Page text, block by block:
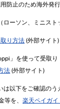
防止のため海外発
ーソン、ミニスト
り方法 (外部サイト)
」を使って受取り
法 (外部サイト)
以下をご確認のう
等を、楽天ペイガ